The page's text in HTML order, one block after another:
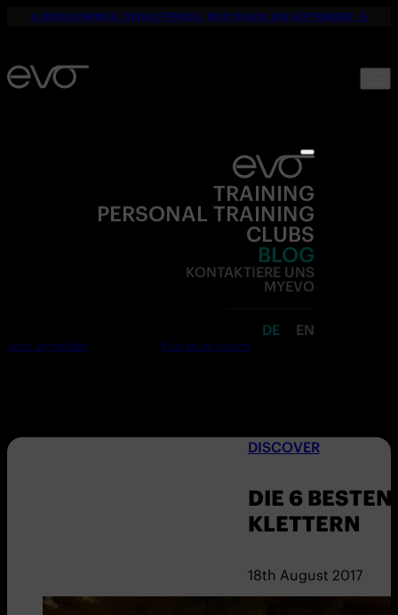
☀️ DEIN SOMMER. DEINE FITNESS. NUR 19,90€ BIS SEPTEMBER. 💪
TRAINING
PERSONAL TRAINING
CLUBS
BLOG
KONTAKTIERE UNS
MYEVO
DE EN
Jetzt anmelden Kostenlos testen
DISCOVER
DIE 6
KLETTERN
18th August 2017